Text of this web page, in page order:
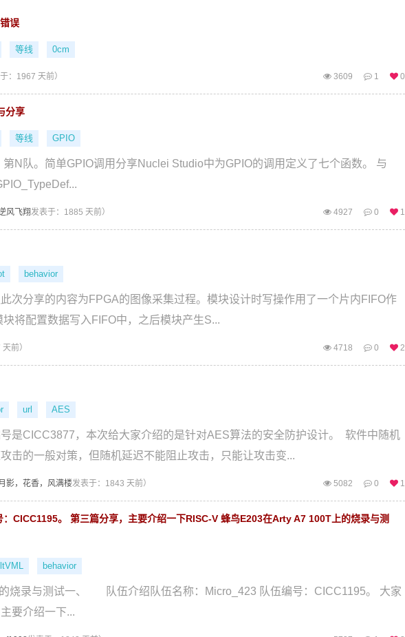
误
等线 0cm
：1967 天前） 3609 1 0
分享
等线 GPIO
N队。简单GPIO调用分享Nuclei Studio中为GPIO的调用定义了七个函数。 与
风飞翔发表于：1885 天前） 4927 0 1
behavior
次分享的内容为FPGA的图像采集过程。模块设计时写操作用了一个片内FIFO作
将配置数据写入FIFO中，之后模块产生S...
前） 4718 0 2
url AES
是CICC3877，本次给大家介绍的是针对AES算法的安全防护设计。 软件中随机
击的一般对策，但随机延迟不能阻止攻击，只能让攻击变...
影，花香，风满楼发表于：1843 天前） 5082 0 1
CICC1195。 第三篇分享，主要介绍一下RISC-V 蜂鸟E203在Arty A7 100T上的烧录与测
behavior
烧录与测试一、 队伍介绍队伍名称：Micro_423 队伍编号：CICC1195。 大家
要介绍一下...